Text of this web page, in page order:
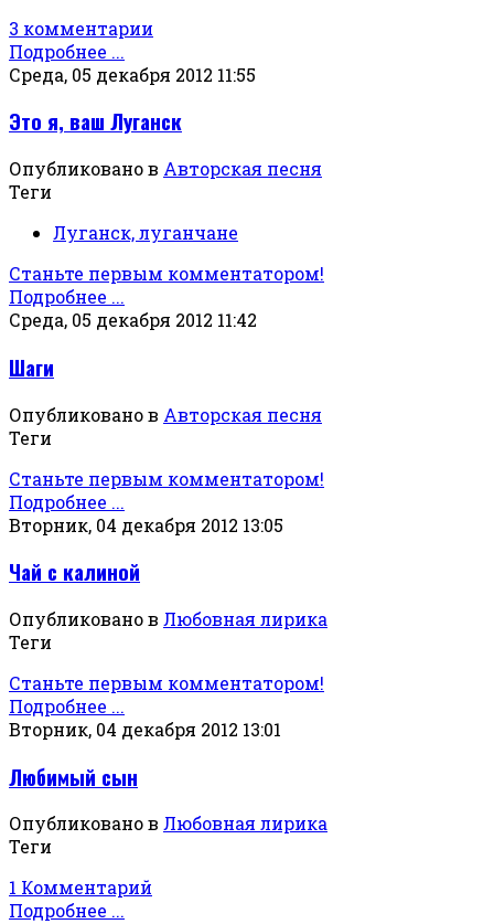
3 комментарии
Подробнее ...
Среда, 05 декабря 2012 11:55
Это я, ваш Луганск
Опубликовано в Авторская песня
Теги
Луганск, луганчане
Станьте первым комментатором!
Подробнее ...
Среда, 05 декабря 2012 11:42
Шаги
Опубликовано в Авторская песня
Теги
Станьте первым комментатором!
Подробнее ...
Вторник, 04 декабря 2012 13:05
Чай с калиной
Опубликовано в Любовная лирика
Теги
Станьте первым комментатором!
Подробнее ...
Вторник, 04 декабря 2012 13:01
Любимый сын
Опубликовано в Любовная лирика
Теги
1 Комментарий
Подробнее ...